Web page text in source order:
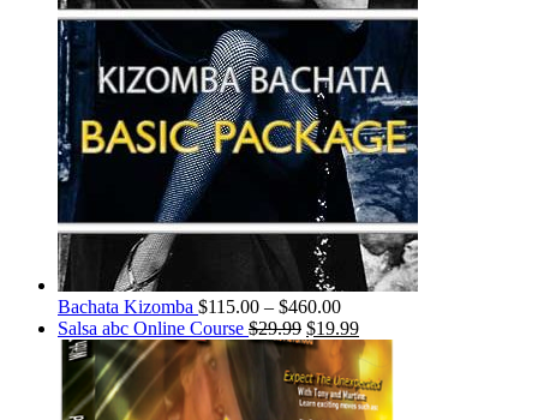
Bachata Kizomba $115.00 – $460.00
Salsa abc Online Course $29.99 $19.99